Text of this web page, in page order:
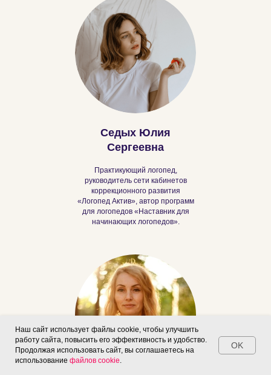
Седых Юлия
Сергеевна
Практикующий логопед,
руководитель сети кабинетов
коррекционного развития
«Логопед Актив», автор программ
для логопедов «Наставник для
начинающих логопедов».
Наш сайт использует файлы cookie, чтобы улучшить
работу сайта, повысить его эффективность и удобство.
Продолжая использовать сайт, вы соглашаетесь на
использование файлов cookie.
OK